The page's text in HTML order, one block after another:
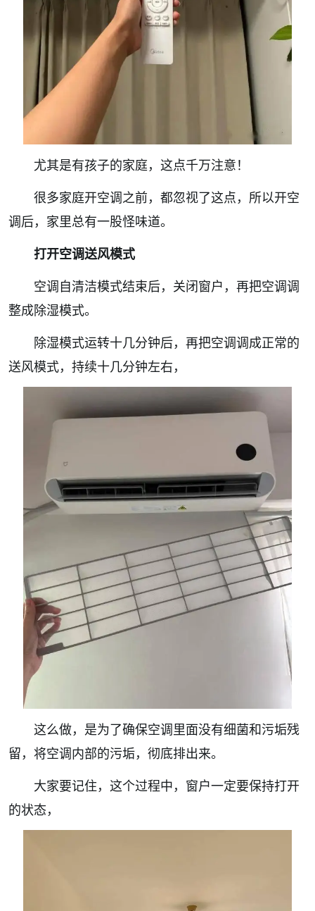
尤其是有孩子的家庭，这点千万注意！
很多家庭开空调之前，都忽视了这点，所以开空
调后，家里总有一股怪味道。
打开空调送风模式
空调自清洁模式结束后，关闭窗户，再把空调调
整成除湿模式。
除湿模式运转十几分钟后，再把空调调成正常的
送风模式，持续十几分钟左右，
这么做，是为了确保空调里面没有细菌和污垢残
留，将空调内部的污垢，彻底排出来。
大家要记住，这个过程中，窗户一定要保持打开
的状态，